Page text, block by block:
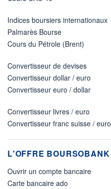
Indices boursiers internationaux
Palmarès Bourse
Cours du Pétrole (Brent)
Convertisseur de devises
Convertisseur dollar / euro
Convertisseur euro / dollar
Convertisseur livres / euro
Convertisseur franc suisse / euro
L'OFFRE BOURSOBANK
Ouvrir un compte bancaire
Carte bancaire ado